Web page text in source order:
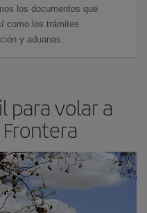
los documentos que
como los trámites
y aduanas.
para volar a